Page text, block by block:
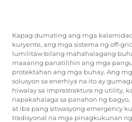
Kapag dumating ang mga
kuryente, ang mga sistema ng off-
lumilitaw bilang mahahalagang
maaaring panatilihin ang mga
protektahan ang mga buhay. Ang
solusyon sa enerhiya na ito ay
hiwalay sa imprastraktura ng utility,
napakahalaga sa panahon ng
at iba pang sitwasyong emergency
tradisyonal na mga pinagkukunan